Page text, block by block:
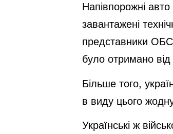
Напівпорожні
завантажені
представники
було отримано
Більше того,
в виду цього
Українські ж